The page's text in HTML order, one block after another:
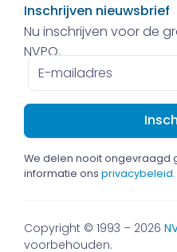
Inschrijven nieuwsbrief
Nu inschrijven voor de
NVPO.
E-
mailadres
We delen nooit ongevraagd
informatie ons privacybeleid.
Copyright © 1993 – 2026
voorbehouden.